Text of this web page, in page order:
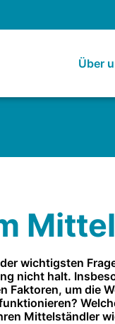
Über
wichtigsten
nicht halt.
Faktoren, um die
Mittelständler